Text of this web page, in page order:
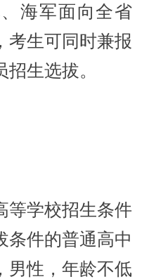
海军面向全省
考生可同时兼报
生选拔。
学校招生条件
条件的普通高中
男性，年龄不低